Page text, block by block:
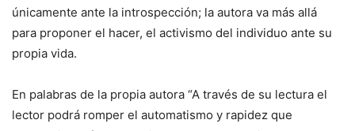
únicamente ante la introspección; la autora va más allá
para proponer el hacer, el activismo del individuo ante su
propia vida.
En palabras de la propia autora “A través de su lectura el
lector podrá romper el automatismo y rapidez que